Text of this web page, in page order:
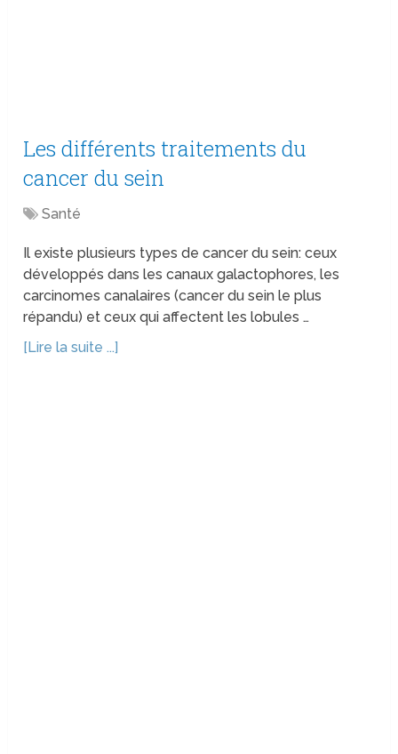
Les différents traitements du
cancer du sein
Santé
Il existe plusieurs types de cancer du sein: ceux
développés dans les canaux galactophores, les
carcinomes canalaires (cancer du sein le plus
répandu) et ceux qui affectent les lobules …
[Lire la suite ...]